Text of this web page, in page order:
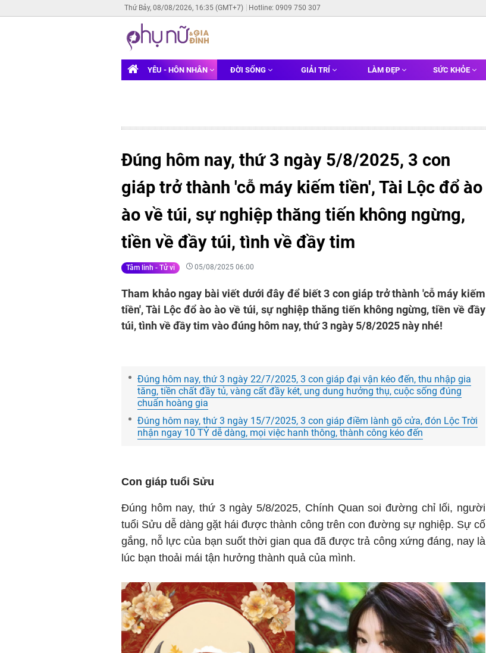
Thứ Bảy, 08/08/2026, 16:35 (GMT+7) Hotline: 0909 750 307
YÊU - HÔN NHÂN ĐỜI SỐNG GIẢI TRÍ LÀM ĐẸP SỨC KHỎE
Đúng hôm nay, thứ 3 ngày 5/8/2025, 3 con
giáp trở thành 'cỗ máy kiếm tiền', Tài Lộc đổ ào
ào về túi, sự nghiệp thăng tiến không ngừng,
tiền về đầy túi, tình về đầy tim
Tâm linh - Tử vi 05/08/2025 06:00
Tham khảo ngay bài viết dưới đây để biết 3 con giáp trở thành 'cỗ máy kiếm
tiền', Tài Lộc đổ ào ào về túi, sự nghiệp thăng tiến không ngừng, tiền về đầy
túi, tình về đầy tim vào đúng hôm nay, thứ 3 ngày 5/8/2025 này nhé!
Đúng hôm nay, thứ 3 ngày 22/7/2025, 3 con giáp đại vận kéo đến, thu nhập gia
tăng, tiền chất đầy tủ, vàng cất đầy két, ung dung hưởng thụ, cuộc sống đúng
chuẩn hoàng gia
Đúng hôm nay, thứ 3 ngày 15/7/2025, 3 con giáp điềm lành gõ cửa, đón Lộc Trời
nhận ngay 10 TỶ dễ dàng, mọi việc hanh thông, thành công kéo đến
Con giáp tuổi Sửu
Đúng hôm nay, thứ 3 ngày 5/8/2025, Chính Quan soi đường chỉ lối, người
tuổi Sửu dễ dàng gặt hái được thành công trên con đường sự nghiệp. Sự cố
gắng, nỗ lực của bạn suốt thời gian qua đã được trả công xứng đáng, nay là
lúc bạn thoải mái tận hưởng thành quả của mình.